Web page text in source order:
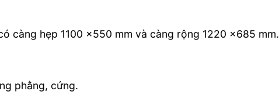
càng hẹp 1100 x550 mm và càng rộng 1220 x685 mm.
phằng, cứng.